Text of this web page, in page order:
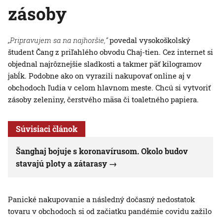
zásoby
„Pripravujem sa na najhoršie,“povedal vysokoškolský
študent Čang z priľahlého obvodu Chaj-tien. Cez internet si
objednal najrôznejšie sladkosti a takmer päť kilogramov
jabĺk. Podobne ako on vyrazili nakupovať online aj v
obchodoch ľudia v celom hlavnom meste. Chcú si vytvoriť
zásoby zeleniny, čerstvého mäsa či toaletného papiera.
Súvisiaci článok
Šanghaj bojuje s koronavírusom. Okolo budov
stavajú ploty a zátarasy
Panické nakupovanie a následný dočasný nedostatok
tovaru v obchodoch si od začiatku pandémie covidu zažilo